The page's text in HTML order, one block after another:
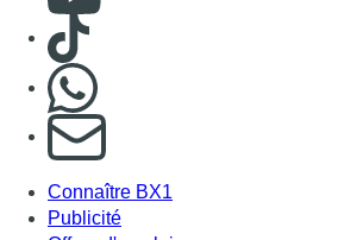
Consulter TikTok
S'abonner à notre newsletter
Connaître BX1
Publicité